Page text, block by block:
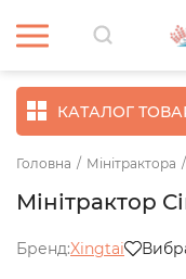
КАТАЛОГ
Головна / Мінітрактора /
Мінітрактор
Бренд:Xingtai